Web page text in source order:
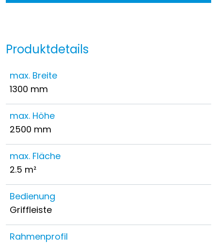
Produktdetails
max. Breite
1300 mm
max. Höhe
2500 mm
max. Fläche
2.5 m²
Bedienung
Griffleiste
Rahmenprofil